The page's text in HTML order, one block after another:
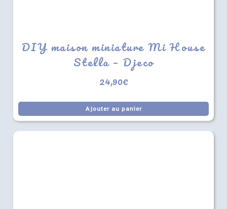
DIY maison miniature Mi House
Stella – Djeco
24,90€
Ajouter au panier